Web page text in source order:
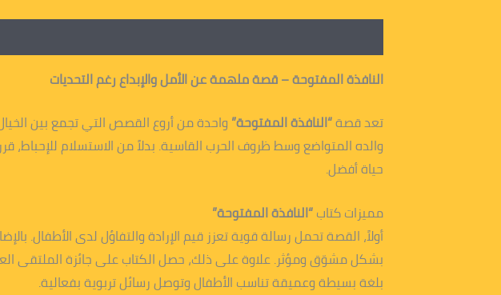
النافذة المفتوحة – قصة ملهمة عن الأمل والإبداع رغم التحديات
تعد قصة“النافذة المفتوحة” واحدة من أروع القصص التي تجمع بين
والده المتواضع وسط ظروف الحرب القاسية. بدلاً من الاستسلام للإحباط،
حياة أفضل.
مميزات كتاب“النافذة المفتوحة”
أولاً، القصة تحمل رسالة قوية تعزز قيم الإرادة والتفاؤل لدى الأطفال.
بلغة بسيطة وعميقة تناسب الأطفال وتوصل رسائل تربوية بفعالية.